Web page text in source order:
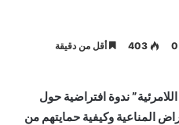
0
403 أقل من دقيقة
ندوة افتراضية حول
المناعية وكيفية حمايتهم من